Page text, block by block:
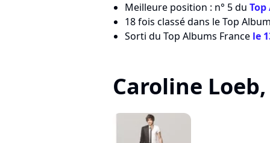
Meilleure position : n° 5 du Top
18 fois classé dans le Top
Sorti du Top Albums France le
Caroline